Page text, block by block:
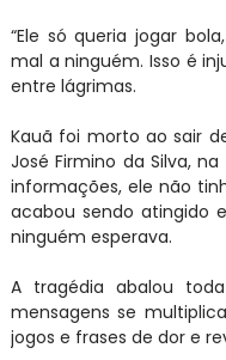
“Ele só queria jogar
mal a ninguém. Isso é
entre lágrimas.
Kauã foi morto ao sair
José Firmino da Silva,
informações, ele não
acabou sendo atingido
ninguém esperava.
A tragédia abalou
mensagens se
jogos e frases de dor e